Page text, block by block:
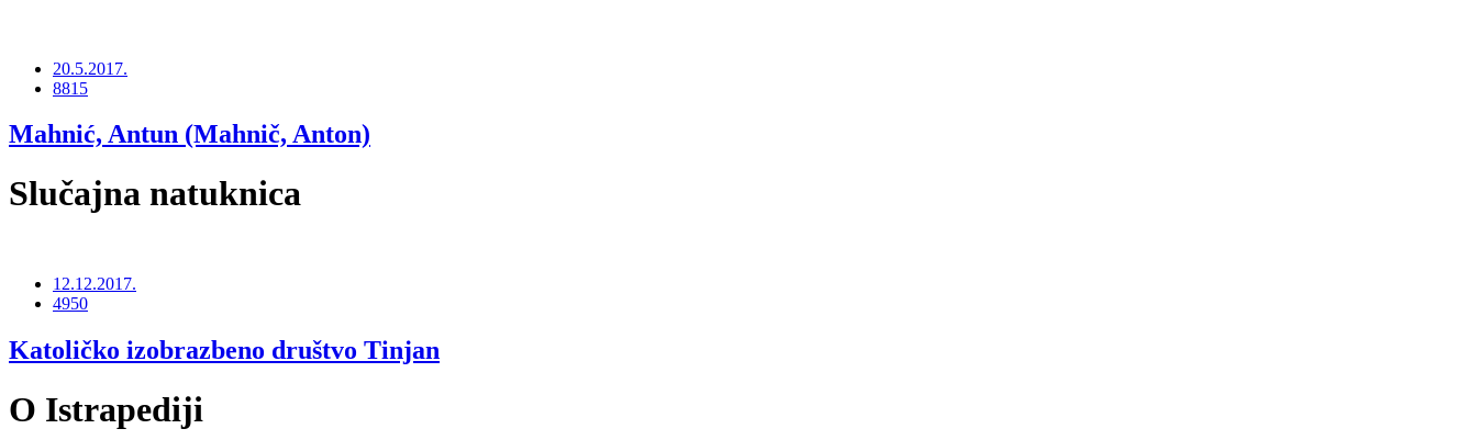
20.5.2017.
8815
Mahnić, Antun (Mahnič, Anton)
Slučajna natuknica
12.12.2017.
4950
Katoličko izobrazbeno društvo Tinjan
O Istrapediji